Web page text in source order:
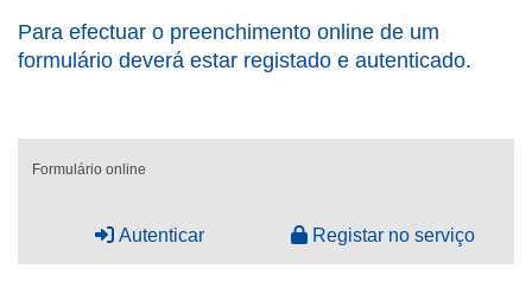
Para efectuar o preenchimento online de um
formulário deverá estar registado e autenticado.
Formulário online
Autenticar Registar no serviço